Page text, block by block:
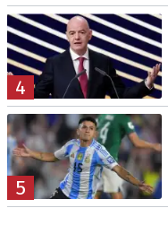
4
5